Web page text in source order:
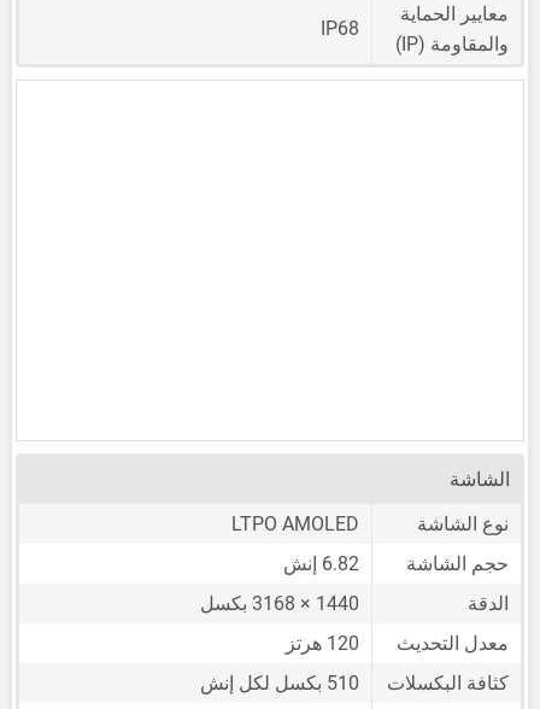
معايير الحماية
والمقاومة (IP)
IP68
الشاشة
نوع الشاشة
LTPO AMOLED
حجم الشاشة
6.82 إنش
الدقة
1440 × 3168 بكسل
معدل التحديث
120 هرتز
كثافة البكسلات
510 بكسل لكل إنش